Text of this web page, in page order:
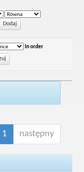
In order
1 następny